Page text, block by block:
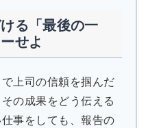
る「最後の一
せよ
で上司の信頼を掴んだ
の成果をどう伝える
事をしても、報告の